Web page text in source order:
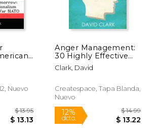
$ 33.99
6%
dcto. $
war
Nuevo
Anger Management:
30 Highly Effective
Tips and Tricks for
Controlling Anger,
Control, and
Mastering Your
Clark, David
Createspace, Tapa Blanda,
Nuevo